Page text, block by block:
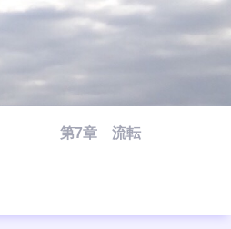
第7章 流転